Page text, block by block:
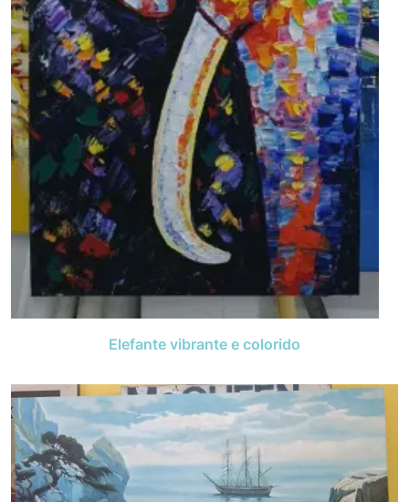
Elefante vibrante e colorido